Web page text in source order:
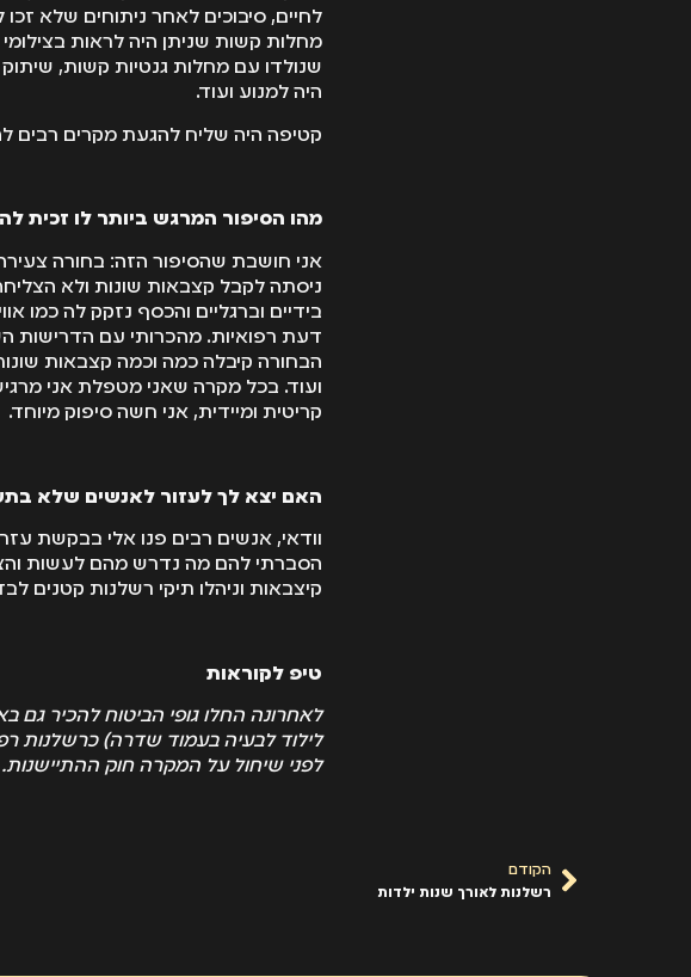
לחיים, סיבוכים לאחר ניתוחים שלא
מחלות קשות שניתן היה לראות
שנולדו עם מחלות גנטיות קשות,
היה למנוע ועוד.
קטיפה היה שליח להגעת מקרים רבים
מהו הסיפור המרגש ביותר לו זכית
אני חושבת שהסיפור הזה: בחורה
ניסתה לקבל קצבאות שונות ולא
בידיים וברגליים והכסף נזקק לה כמו
דעת רפואיות. מהכרותי עם הדרישות
הבחורה קיבלה כמה וכמה קצבאות
ועוד. בכל מקרה שאני מטפלת אני
קריטית ומיידית, אני חשה סיפוק מיוחד.
האם יצא לך לעזור לאנשים שלא
וודאי, אנשים רבים פנו אלי בבקשת
הסברתי להם מה נדרש מהם לעשות
קיצבאות וניהלו תיקי רשלנות קטנים
טיפ לקוראות
לאחרונה החלו גופי הביטוח להכיר
לילוד לבעיה בעמוד שדרה) כרשלנות
לפני שיחול על המקרה חוק ההתיישנות.
הקודם
רשלנות לאורך שנות ילדות